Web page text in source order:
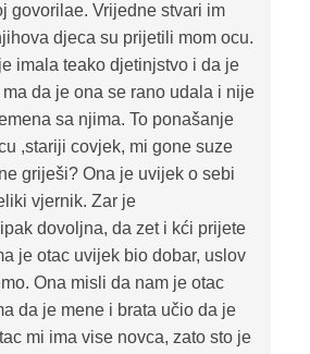
govorilae. Vrijedne stvari im
djeca su prijetili mom ocu.
imala teako djetinjstvo i da je
da je ona se rano udala i nije
sa njima. To ponašanje
,stariji covjek, mi gone suze
griješi? Ona je uvijek o sebi
vjernik. Zar je
dovoljna, da zet i kći prijete
je otac uvijek bio dobar, uslov
Ona misli da nam je otac
da je mene i brata učio da je
mi ima vise novca, zato sto je